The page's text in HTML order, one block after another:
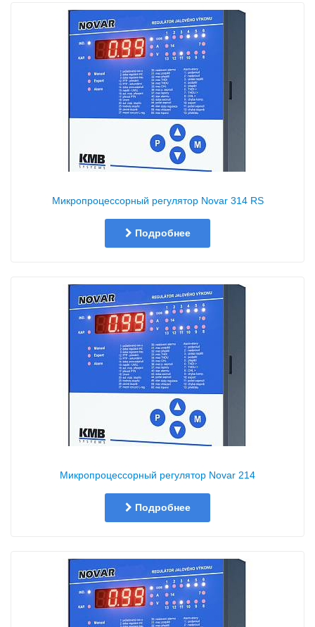
Микропроцессорный регулятор Novar 314 RS
Подробнее
Микропроцессорный регулятор Novar 214
Подробнее